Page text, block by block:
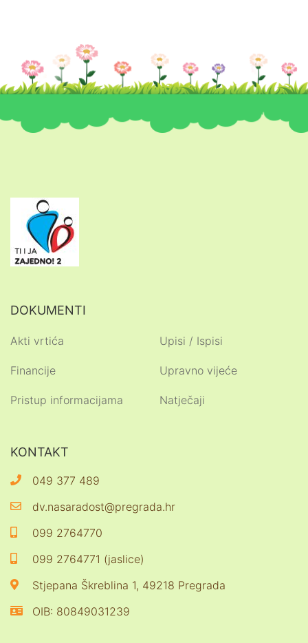
DOKUMENTI
Akti vrtića
Financije
Pristup informacijama
Upisi / Ispisi
Upravno vijeće
Natječaji
KONTAKT
049 377 489
dv.nasaradost@pregrada.hr
099 2764770
099 2764771 (jaslice)
Stjepana Škreblina 1, 49218 Pregrada
OIB: 80849031239